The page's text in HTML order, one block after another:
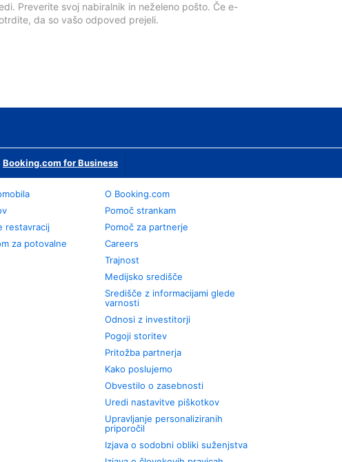
Preverite svoj nabiralnik in neželeno pošto. Če e-
da so vašo odpoved prejeli.
Booking.com for Business
restavracij
za potovalne
O Booking.com
Pomoč strankam
Pomoč za partnerje
Careers
Trajnost
Medijsko središče
Središče z informacijami glede
varnosti
Odnosi z investitorji
Pogoji storitev
Pritožba partnerja
Kako poslujemo
Obvestilo o zasebnosti
Uredi nastavitve piškotkov
Upravljanje personaliziranih
priporočil
Izjava o sodobni obliki suženjstva